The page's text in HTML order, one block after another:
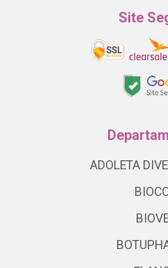
Site
ADOLETA